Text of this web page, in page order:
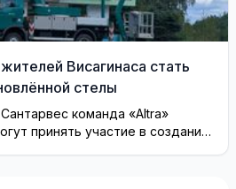
Висагинаса стать
стелы
команда «Altra»
принять участие в создании